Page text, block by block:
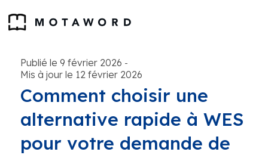
Publié le 9 février 2026 -
Mis à jour le 12 février 2026
Comment choisir une
alternative rapide à WES
pour votre demande de